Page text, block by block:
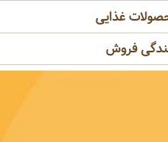
غذایی
فروش